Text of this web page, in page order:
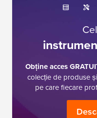
Obține acces
colecție de produse
pe care fiecare